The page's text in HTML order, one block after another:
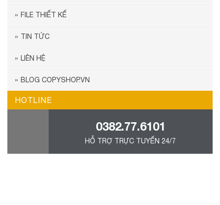
FILE THIẾT KẾ
TIN TỨC
LIÊN HỆ
BLOG COPYSHOP.VN
HOTLINE
0382.77.6101
HỖ TRỢ TRỰC TUYẾN 24/7